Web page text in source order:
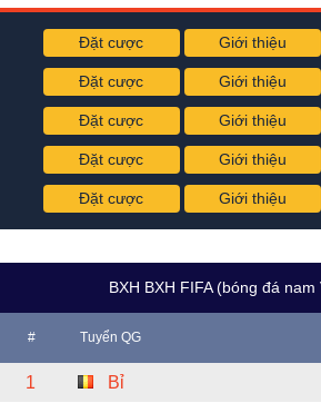
Đặt cược Giới thiệu
Đặt cược Giới thiệu
Đặt cược Giới thiệu
Đặt cược Giới thiệu
Đặt cược Giới thiệu
BXH BXH FIFA (bóng đá nam
# Tuyển QG
1 Bỉ